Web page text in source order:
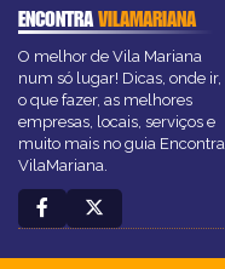
ENCONTRAVILAMARIANA
O melhor de Vila Mariana
num só lugar! Dicas, onde ir,
o que fazer, as melhores
empresas, locais, serviços e
muito mais no guia Encontra
VilaMariana.